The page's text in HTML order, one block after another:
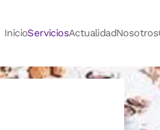
InicioServiciosActualidadNosotros